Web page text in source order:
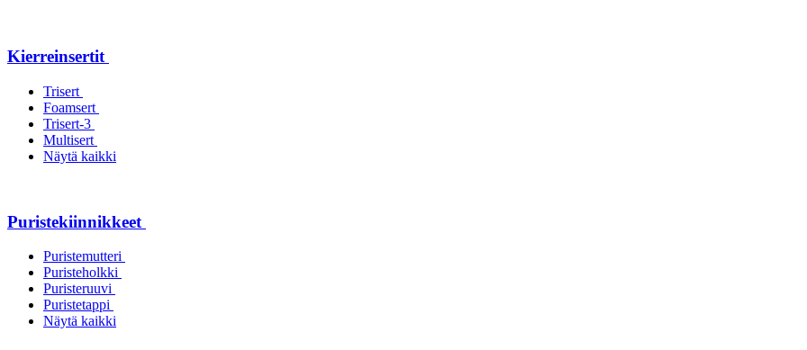
Kierreinsertit
Trisert
Foamsert
Trisert-3
Multisert
Näytä kaikki
Puristekiinnikkeet
Puristemutteri
Puristeholkki
Puristeruuvi
Puristetappi
Näytä kaikki